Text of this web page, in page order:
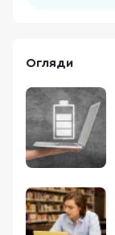
Огляди